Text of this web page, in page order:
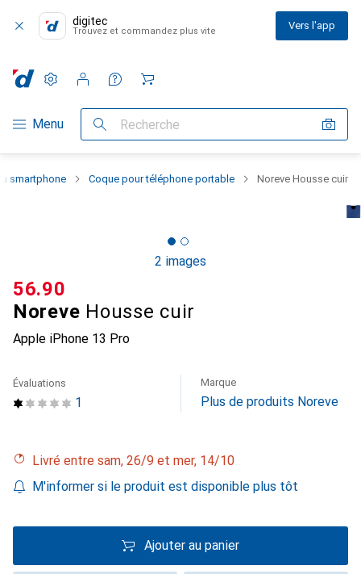
digitec
Trouvez et commandez plus vite Vers l'app
Navigation par catégorie
Menu Recherche
Paramètres
Compte client
Listes de comparaison
Listes d'envies
Panier
smartphone Coque pour téléphone portable Noreve Housse cuir
2 images
Noreve Housse cuir
Apple iPhone 13 Pro
CHF
56.90
1
Évaluations Marque
Plus de produits Noreve
Livré entre sam, 26/9 et mer, 14/10
M'informer si le produit est disponible plus tôt
Ajouter au panier